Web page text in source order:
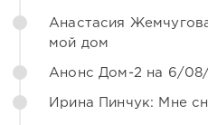
Анастасия
мой дом
Анонс Дом-2 на 6/
Ирина Пинчук: Мне